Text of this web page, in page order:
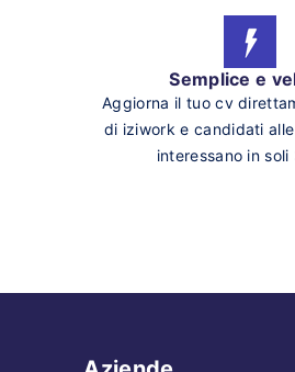
Semplice e
Aggiorna il tuo cv
di iziwork e candidati
interessano in